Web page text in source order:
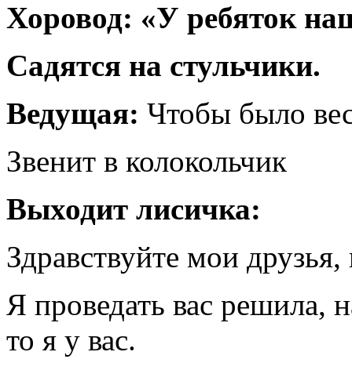
Хоровод: «У ребяток
Садятся на стульчики.
Ведущая: Чтобы было
Звенит в колокольчик
Выходит лисичка:
Здравствуйте мои
Я проведать вас решила,
то я у вас.